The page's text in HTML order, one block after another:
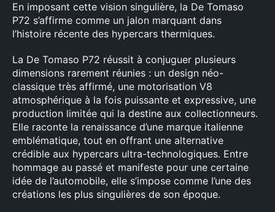
En imposant cette vision singulière, la De Tomaso
P72 s’affirme comme un jalon marquant dans
l’histoire récente des hypercars thermiques.
La De Tomaso P72 réussit à conjuguer plusieurs
dimensions rarement réunies : un design néo-
classique très affirmé, une motorisation V8
atmosphérique à la fois puissante et expressive, une
production limitée qui la destine aux collectionneurs.
Elle raconte la renaissance d’une marque italienne
emblématique, tout en offrant une alternative
crédible aux hypercars ultra-technologiques. Entre
hommage au passé et manifeste pour une certaine
idée de l’automobile, elle s’impose comme l’une des
créations les plus singulières de son époque.